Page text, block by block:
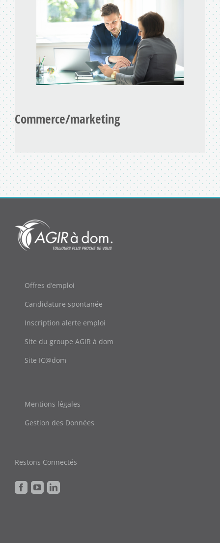
Commerce/marketing
Offres d’emploi
Candidature spontanée
Inscription alerte emploi
Site du groupe AGIR à dom
Site IC@dom
Mentions légales
Gestion des Données
Restons Connectés